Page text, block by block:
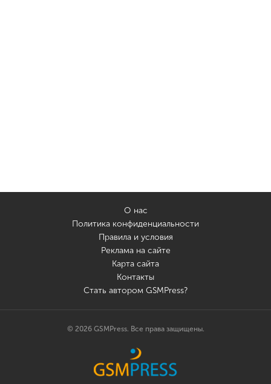
О нас
Политика конфиденциальности
Правила и условия
Реклама на сайте
Карта сайта
Контакты
Стать автором GSMPress?
© 2026 GSMPress. Все права защищены.